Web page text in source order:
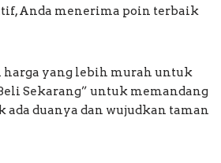
Anda menerima poin terbaik
harga yang lebih murah untuk
Sekarang” untuk memandang
ada duanya dan wujudkan taman